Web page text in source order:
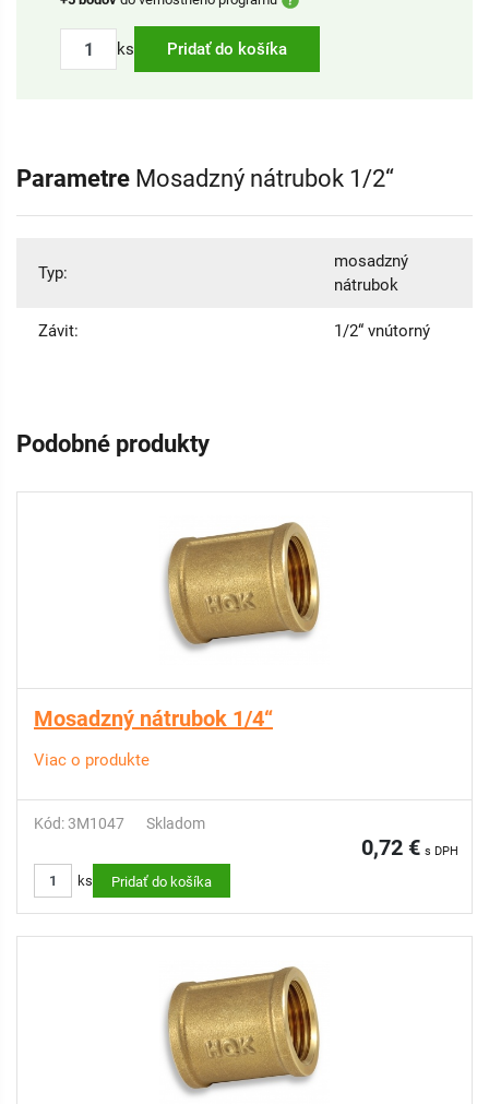
ks Pridať do košíka
Parametre Mosadzný nátrubok 1/2“
Typ:
mosadzný
nátrubok
Závit: 1/2“ vnútorný
Podobné produkty
Mosadzný nátrubok 1/4“
Viac o produkte
Kód: 3M1047 Skladom
0,72 € s DPH
ks Pridať do košíka